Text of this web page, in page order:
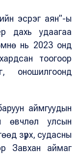
эсрэг аян”-ы
дахь удаагаа
нь 2023 онд
тоогоор
оношилгоонд
аймгуудын
өвчлөл улсын
зүрх, судасны
Завхан аймаг